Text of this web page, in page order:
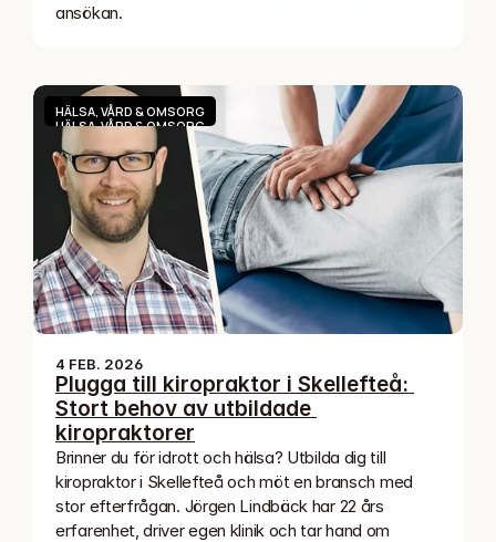
ansökan.
HÄLSA, VÅRD & OMSORG
HÄLSA, VÅRD & OMSORG
4 FEB. 2026
Plugga till kiropraktor i Skellefteå:
Stort behov av utbildade
kiropraktorer
Brinner du för idrott och hälsa? Utbilda dig till
kiropraktor i Skellefteå och möt en bransch med
stor efterfrågan. Jörgen Lindbäck har 22 års
erfarenhet, driver egen klinik och tar hand om